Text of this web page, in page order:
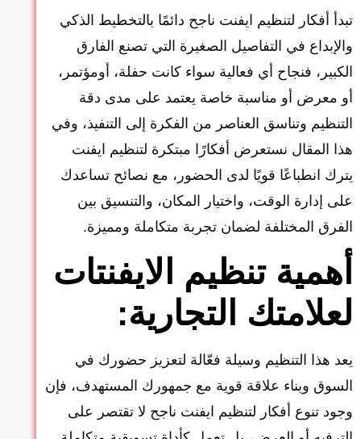
تبدأ أفكار لتنظيم ايفنت ناجح دائمًا بالتخطيط الذكي
والإبداع في التفاصيل الصغيرة التي تصنع الفارق
الكبير، فنجاح أي فعالية سواء كانت حفلة، أومؤتمر،
أو معرض أو مناسبة خاصة يعتمد على مدى دقة
التنظيم وتناسق العناصر من الفكرة إلى التنفيذ، وفي
هذا المقال نستعرض أفكارًا مبتكرة لتنظيم ايفنت
يترك انطباعًا قويًا لدى الحضور، مع نصائح تساعدك
على إدارة الوقت، واختيار المكان، والتنسيق بين
الفرق المختلفة لضمان تجربة متكاملة ومميزة.
أهمية تنظيم الايفنتات
لعلامتك التجارية:
يعد هذا التنظيم وسيلة فعّالة لتعزيز حضورك في
السوق وبناء علاقة قوية مع جمهورك المستهدف، فإن
وجود تنوع أفكار لتنظيم ايفنت ناجح لا تقتصر على